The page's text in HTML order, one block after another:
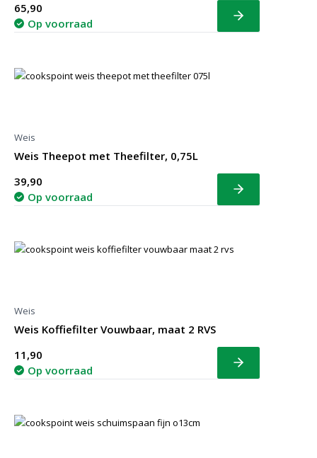
65,90
Op voorraad
Bekijk
Weis
Weis Theepot met Theefilter, 0,75L
39,90
Op voorraad
Bekijk
Weis
Weis Koffiefilter Vouwbaar, maat 2 RVS
11,90
Op voorraad
Bekijk